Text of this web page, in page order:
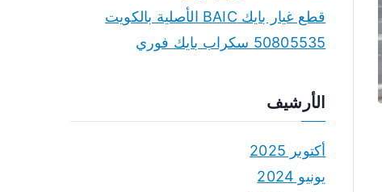
قطع غيار بايك BAIC الأصلية بالكويت
50805535 سكراب بايك فوري
الأرشيف
أكتوبر 2025
يونيو 2024